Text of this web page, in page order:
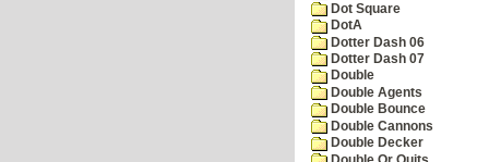
Dot Square
DotA
Dotter Dash 06
Dotter Dash 07
Double
Double Agents
Double Bounce
Double Cannons
Double Decker